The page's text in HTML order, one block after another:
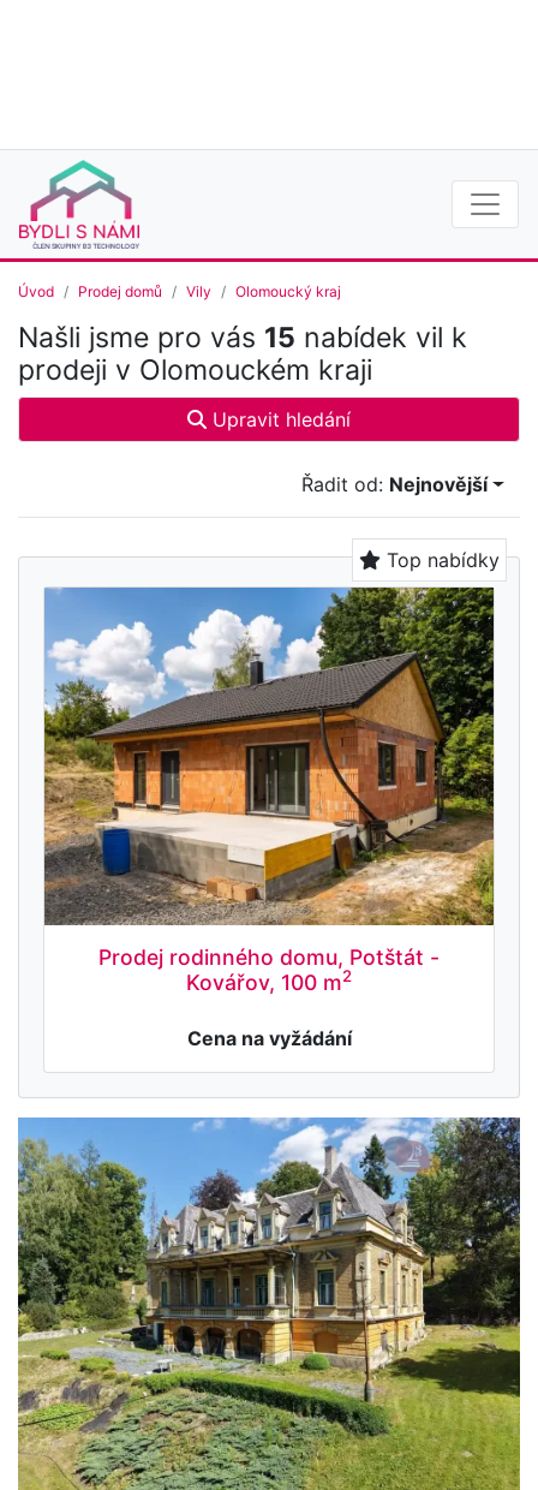
Úvod Prodej domů Vily Olomoucký kraj
Našli jsme pro vás 15 nabídek vil k
prodeji v Olomouckém kraji
Upravit hledání
Řadit od: Nejnovější
Top nabídky
Prodej rodinného domu, Potštát -
Kovářov, 100 m2
Cena na vyžádání